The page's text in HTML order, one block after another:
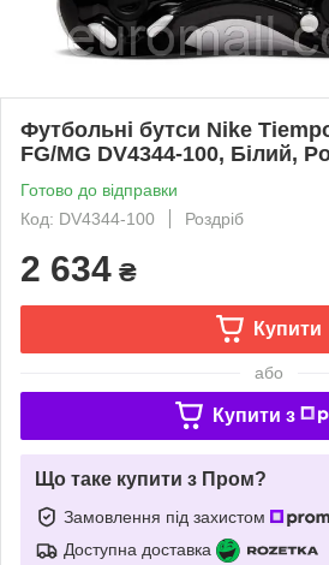
Футбольні бутси Nike
FG/MG DV4344-100, Білий,
Готово до відправки
Код: DV4344-100
Роздріб
2 634 ₴
Купити
або
Купити з
Що таке купити з Пром?
Замовлення під захистом
Доступна доставка